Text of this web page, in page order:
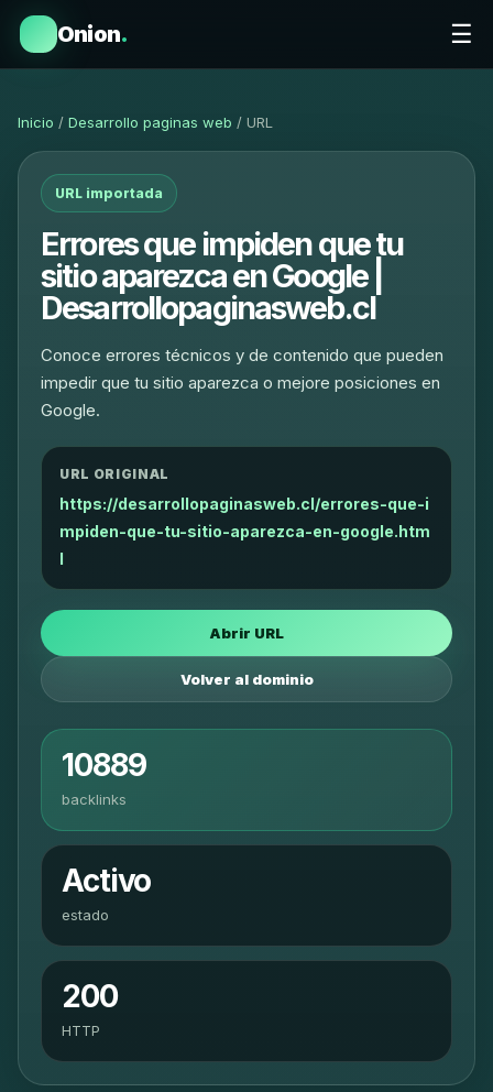
Onion. ☰
Inicio / Desarrollo paginas web / URL
URL importada
Errores que impiden que tu
sitio aparezca en Google |
Desarrollopaginasweb.cl
Conoce errores técnicos y de contenido que pueden
impedir que tu sitio aparezca o mejore posiciones en
Google.
URL ORIGINAL
https://desarrollopaginasweb.cl/errores-que-i
mpiden-que-tu-sitio-aparezca-en-google.htm
l
Abrir URL
Volver al dominio
10889
backlinks
Activo
estado
200
HTTP